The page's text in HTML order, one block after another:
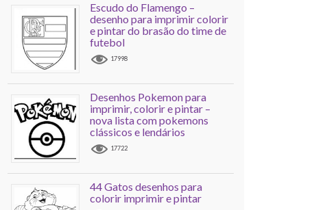
Escudo do Flamengo –
desenho para imprimir colorir
e pintar do brasão do time de
futebol
17998
Desenhos Pokemon para
imprimir, colorir e pintar –
nova lista com pokemons
clássicos e lendários
17722
44 Gatos desenhos para
colorir imprimir e pintar